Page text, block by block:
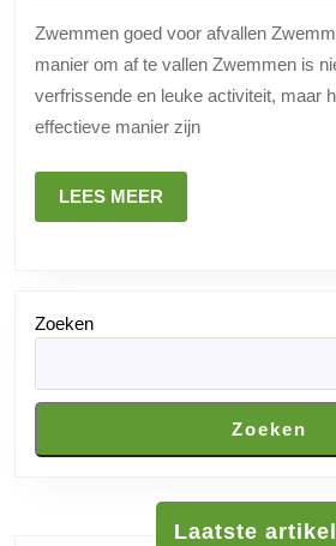
Zwemmen goed voor afvallen
manier om af te vallen Zwemmen is
verfrissende en leuke activiteit, maar
effectieve manier zijn
LEES MEER
MEER
Zoeken
Zoeken
Laatste